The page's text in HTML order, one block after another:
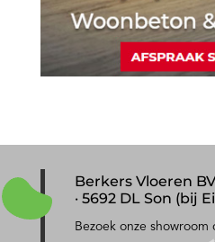
Berkers Vloeren
· 5692 DL Son (bij
Bezoek onze showroom